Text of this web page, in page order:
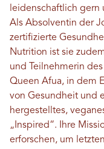
leidenschaftlich gern
Als Absolventin der
zertifizierte
Nutrition ist sie
und Teilnehmerin
Queen Afua, in dem
von Gesundheit und
hergestelltes,
„Inspired“. Ihre
erforschen, um